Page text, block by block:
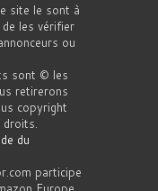
site le sont à
les vérifier
ou
sont © les
retirerons
copyright
droits.
du
participe